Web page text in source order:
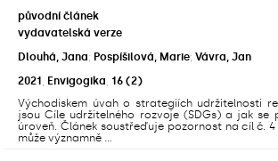
původní článek
vydavatelská verze
Dlouhá, Jana; Pospíšilová, Marie; Vávra, Jan
2021
Envigogika 16 (2)
Východiskem úvah o strategiích udržitelnosti
jsou Cíle udržitelného rozvoje (SDGs) a jak se
úroveň. Článek soustřeďuje pozornost na cíl č.
může významně ...